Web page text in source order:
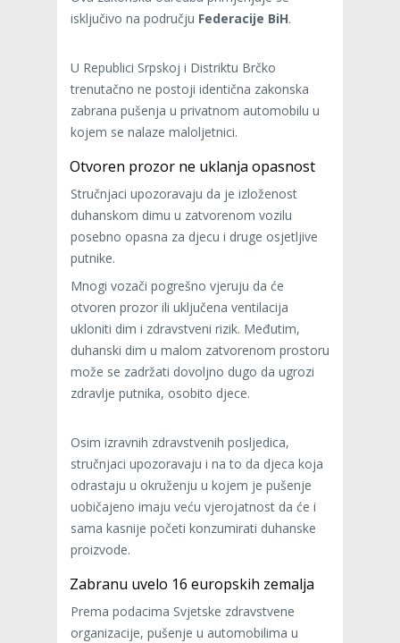
isključivo na području Federacije BiH.
U Republici Srpskoj i Distriktu Brčko
trenutačno ne postoji identična zakonska
zabrana pušenja u privatnom automobilu u
kojem se nalaze maloljetnici.
Otvoren prozor ne uklanja opasnost
Stručnjaci upozoravaju da je izloženost
duhanskom dimu u zatvorenom vozilu
posebno opasna za djecu i druge osjetljive
putnike.
Mnogi vozači pogrešno vjeruju da će
otvoren prozor ili uključena ventilacija
ukloniti dim i zdravstveni rizik. Međutim,
duhanski dim u malom zatvorenom prostoru
može se zadržati dovoljno dugo da ugrozi
zdravlje putnika, osobito djece.
Osim izravnih zdravstvenih posljedica,
stručnjaci upozoravaju i na to da djeca koja
odrastaju u okruženju u kojem je pušenje
uobičajeno imaju veću vjerojatnost da će i
sama kasnije početi konzumirati duhanske
proizvode.
Zabranu uvelo 16 europskih zemalja
Prema podacima Svjetske zdravstvene
organizacije, pušenje u automobilima u